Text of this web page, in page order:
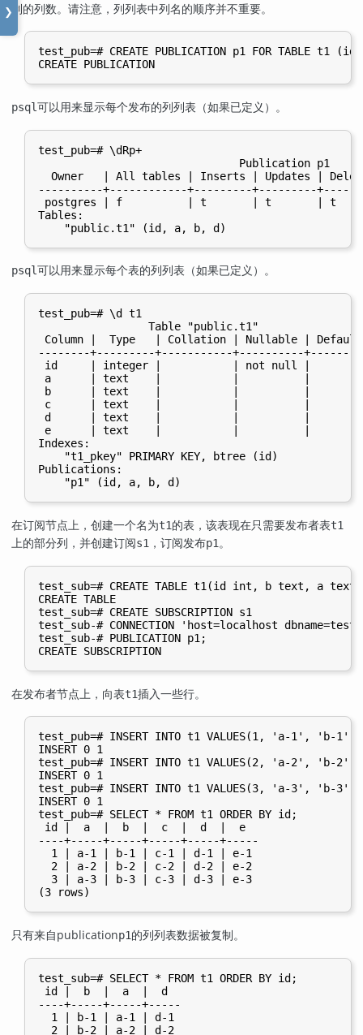
❯ 制的列数。请注意，列列表中列名的顺序并不重要。
test_pub=# CREATE PUBLICATION p1 FOR TABLE t1
psql可以用来显示每个发布的列列表（如果已定义）。
test_pub=# \dRp+
                               Publication p1
Owner   | All tables | Inserts | Updates |
----------+------------+---------+---------
postgres | f          | t       | t       | t
Tables:
psql可以用来显示每个表的列列表（如果已定义）。
test_pub=# \d t1
                 Table "public.t1"
Column |  Type   | Collation | Nullable | Default
--------+---------+-----------+----------
id     | integer |           | not null |
a      | text    |           |          |
b      | text    |           |          |
c      | text    |           |          |
d      | text    |           |          |
e      | text    |           |          |
Indexes:
    "t1_pkey" PRIMARY KEY, btree (id)
Publications:
在订阅节点上，创建一个名为t1的表，该表现在只需要发布者表t1
上的部分列，并创建订阅s1 ，订阅发布p1。
test_sub=# CREATE TABLE t1(id int, b text, a
CREATE TABLE
test_sub=# CREATE SUBSCRIPTION s1
test_sub-# CONNECTION 'host=localhost
test_sub-# PUBLICATION p1;
在发布者节点上，向表t1插入一些行。
test_pub=# INSERT INTO t1 VALUES(1, 'a-1',
INSERT 0 1
test_pub=# INSERT INTO t1 VALUES(2, 'a-2',
INSERT 0 1
test_pub=# INSERT INTO t1 VALUES(3, 'a-3',
INSERT 0 1
test_pub=# SELECT * FROM t1 ORDER BY id;
id |  a  |  b  |  c  |  d  |  e
----+-----+-----+-----+-----+-----
  1 | a-1 | b-1 | c-1 | d-1 | e-1
  2 | a-2 | b-2 | c-2 | d-2 | e-2
  3 | a-3 | b-3 | c-3 | d-3 | e-3
只有来自publicationp1的列列表数据被复制。
test_sub=# SELECT * FROM t1 ORDER BY id;
id |  b  |  a  |  d
----+-----+-----+-----
  1 | b-1 | a-1 | d-1
  2 | b-2 | a-2 | d-2